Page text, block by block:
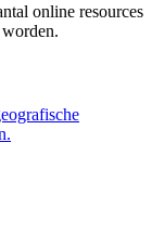
online resources